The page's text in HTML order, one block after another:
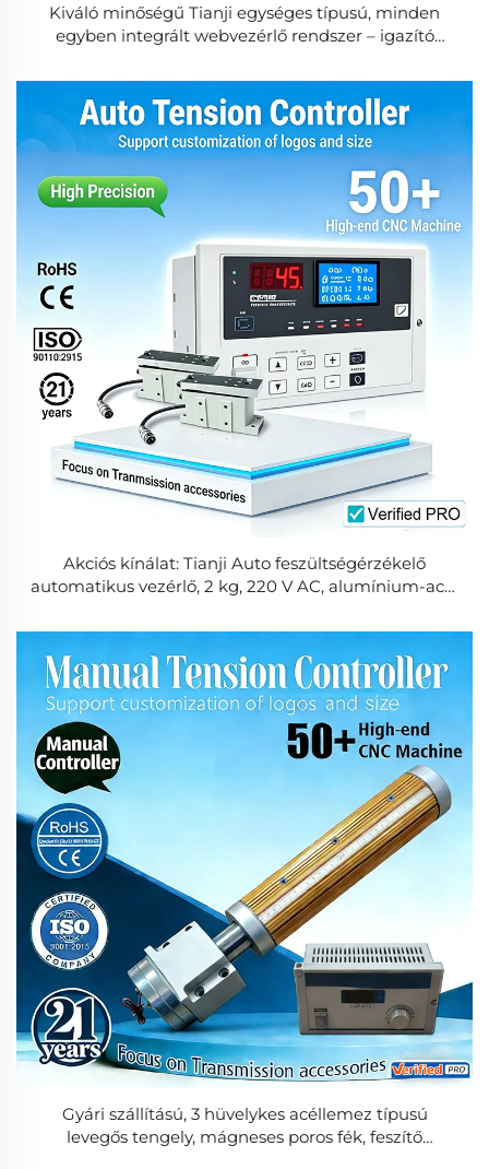
Kiváló minőségű Tianji egységes típusú, minden
egyben integrált webvezérlő rendszer – igazító
garancia
Akciós kínálat: Tianji Auto feszültségérzékelő
automatikus vezérlő, 2 kg, 220 V AC, alumínium-acél
csomagolóberendezésekhez
Gyári szállítású, 3 hüvelykes acéllemez típusú
levegős tengely, mágneses poros fék, feszítő